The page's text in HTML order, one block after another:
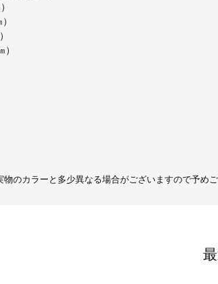
のカラーと多少異なる場合がございますので予めご